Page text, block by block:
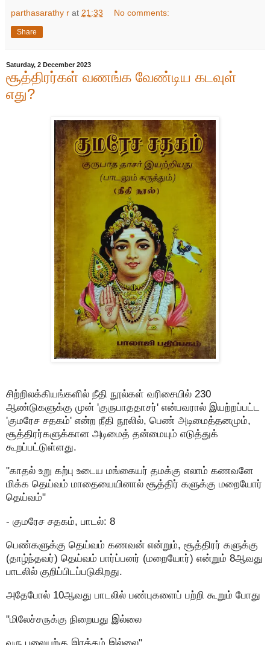
parthasarathy r at 21:33 No comments:
Share
Saturday, 2 December 2023
சூத்திரர்கள் வணங்க வேண்டிய கடவுள்
எது?
சிற்றிலக்கியங்களில் நீதி நூல்கள் வரிசையில் 230
ஆண்டுகளுக்கு முன் 'குருபாததாசர்' என்பவரால் இயற்றப்பட்ட
'குமரேச சதகம்' என்ற நீதி நூலில், பெண் அடிமைத்தனமும்,
சூத்திரர்களுக்கான அடிமைத் தன்மையும் எடுத்துக்
கூறப்பட்டுள்ளது.
"காதல் உறு கற்பு உடைய மங்கையர் தமக்கு எலாம் கணவனே
மிக்க தெய்வம் மாதையையினால் சூத்திர் களுக்கு மறையோர்
தெய்வம்"
- குமரேச சதகம், பாடல்: 8
பெண்களுக்கு தெய்வம் கணவன் என்றும், சூத்திரர் களுக்கு
(தாழ்ந்தவர்) தெய்வம் பார்ப்பனர் (மறையோர்) என்றும் 8ஆவது
பாடலில் குறிப்பிடப்படுகிறது.
அதேபோல் 10ஆவது பாடலில் பண்புகளைப் பற்றி கூறும் போது
"மிலேச்சருக்கு நிறையது இல்லை